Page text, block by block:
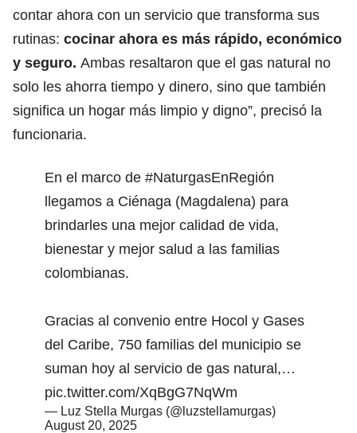
contar ahora con un servicio que transforma sus
rutinas: cocinar ahora es más rápido, económico
y seguro. Ambas resaltaron que el gas natural no
solo les ahorra tiempo y dinero, sino que también
significa un hogar más limpio y digno”, precisó la
funcionaria.
En el marco de #NaturgasEnRegión
llegamos a Ciénaga (Magdalena) para
brindarles una mejor calidad de vida,
bienestar y mejor salud a las familias
colombianas.
Gracias al convenio entre Hocol y Gases
del Caribe, 750 familias del municipio se
suman hoy al servicio de gas natural,…
pic.twitter.com/XqBgG7NqWm
— Luz Stella Murgas (@luzstellamurgas)
August 20, 2025